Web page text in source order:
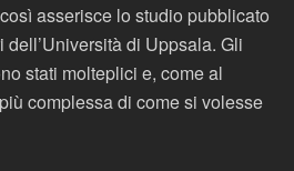
asserisce lo studio pubblicato
dell’Università di Uppsala. Gli
stati molteplici e, come al
complessa di come si volesse